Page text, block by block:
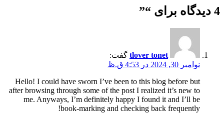
4 دیدگاه برای “ ”
tlover tonet گفت:
نوامبر 30, 2024 در 4:53 ق.ظ
Hello! I could have sworn I’ve been to this blog before but
after browsing through some of the post I realized it’s new to
me. Anyways, I’m definitely happy I found it and I’ll be
book-marking and checking back frequently!